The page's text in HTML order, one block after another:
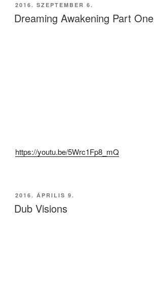
BEKÜLDVE:
2016. SZEPTEMBER 6.
Dreaming Awakening Part One
https://youtu.be/5Wrc1Fp8_mQ
BEKÜLDVE:
2016. ÁPRILIS 9.
Dub Visions